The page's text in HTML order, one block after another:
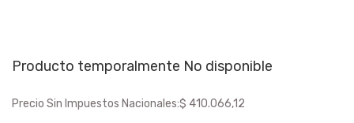
Producto temporalmente No disponible
Precio Sin Impuestos Nacionales:$ 410.066,12